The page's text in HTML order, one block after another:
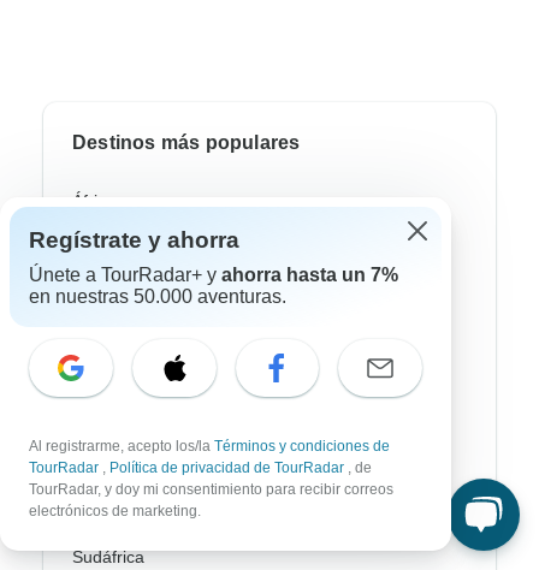
Destinos más populares
África
Asia
Australia / Oceanía
Latin América
Egipto
Marruecos
Sudáfrica
Regístrate y ahorra
Únete a TourRadar+ y ahorra hasta un 7%
en nuestras 50.000 aventuras.
Al registrarme, acepto los/la Términos y condiciones de
TourRadar , Política de privacidad de TourRadar , de
TourRadar, y doy mi consentimiento para recibir correos
electrónicos de marketing.